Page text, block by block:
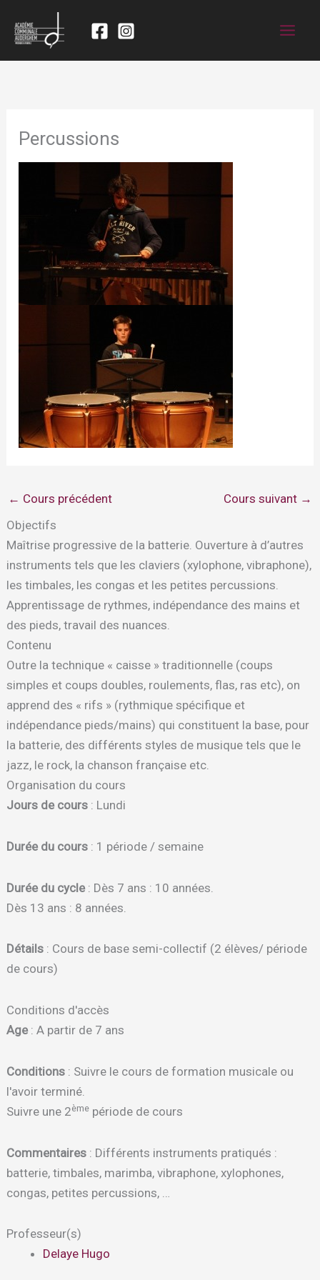
Percussions
← Cours précédent Cours suivant →
Objectifs
Maîtrise progressive de la batterie. Ouverture à d’autres
instruments tels que les claviers (xylophone, vibraphone),
les timbales, les congas et les petites percussions.
Apprentissage de rythmes, indépendance des mains et
des pieds, travail des nuances.
Contenu
Outre la technique « caisse » traditionnelle (coups
simples et coups doubles, roulements, flas, ras etc), on
apprend des « rifs » (rythmique spécifique et
indépendance pieds/mains) qui constituent la base, pour
la batterie, des différents styles de musique tels que le
jazz, le rock, la chanson française etc.
Organisation du cours
Jours de cours : Lundi
Durée du cours : 1 période / semaine
Durée du cycle: Dès 7 ans : 10 années.
Dès 13 ans : 8 années.
Détails : Cours de base semi-collectif (2 élèves/ période
de cours)
Conditions d'accès
Age: A partir de 7 ans
Conditions : Suivre le cours de formation musicale ou
l'avoir terminé.
Suivre une 2ème période de cours
Commentaires : Différents instruments pratiqués :
batterie, timbales, marimba, vibraphone, xylophones,
congas, petites percussions, …
Professeur(s)
Delaye Hugo